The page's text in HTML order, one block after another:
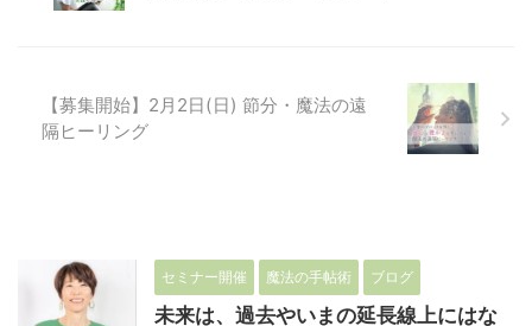
【募集開始】2月2日(日) 節分・魔法の遠
隔ヒーリング
セミナー開催 魔法の手帖術 ブログ
未来は、過去やいまの延長線上にはな